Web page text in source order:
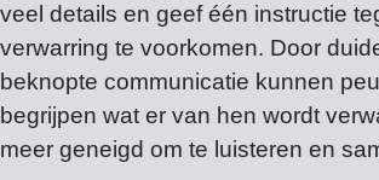
veel details en geef één instructie
verwarring te voorkomen. Door
beknopte communicatie kunnen
begrijpen wat er van hen wordt
meer geneigd om te luisteren en